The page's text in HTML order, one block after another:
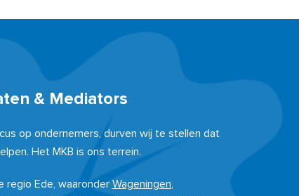
& Mediators
op ondernemers, durven wij te stellen dat
Het MKB is ons terrein.
regio Ede, waaronder Wageningen